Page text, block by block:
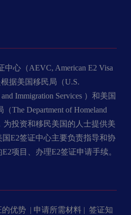
中心（AEVC, American E2 Visa
根据美国移民局（U.S.
Immigration Services ）和美国
The Department of Homeland
为投资和移民美国的人士提供美
E2签证中心主要负责指导和协
项目、办理E2签证申请手续。
的优势 | 申请所需材料 | 签证知